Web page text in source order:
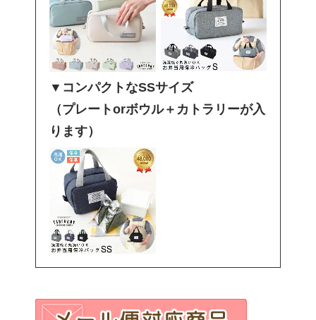
▼コンパクトなSSサイズ
（プレートorボウル＋カトラリーが入
ります）